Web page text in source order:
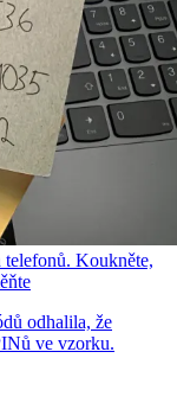
telefonů. Koukněte,
odhalila, že
ve vzorku.